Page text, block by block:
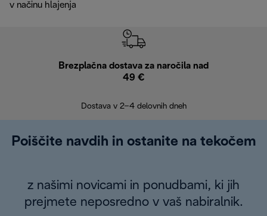
v načinu hlajenja
Brezplačna dostava za naročila nad
49 €
Dostava v 2–4 delovnih dneh
Poiščite navdih in ostanite na tekočem
z našimi novicami in ponudbami, ki jih
prejmete neposredno v vaš nabiralnik.